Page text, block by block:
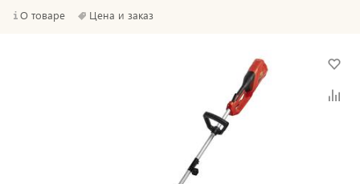
О товаре Цена и заказ